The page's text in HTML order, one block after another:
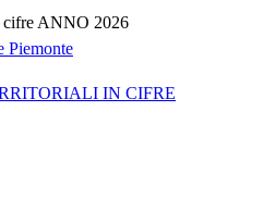
ANNO 2026
Piemonte
IN CIFRE